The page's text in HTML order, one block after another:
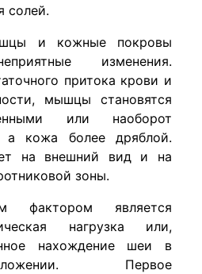
солей.
и кожные покровы
изменения.
притока крови и
мышцы становятся
или наоборот
а кожа более дряблой.
на внешний вид и на
зоны.
фактором является
нагрузка или,
нахождение шеи в
Первое